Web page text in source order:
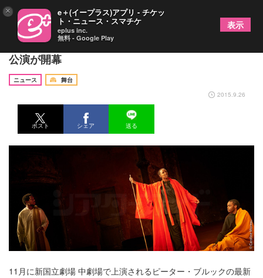
ピーター・ブルック最新作『Battlefield』フランス
公演が開幕
ニュース
舞台
2015.9.26
ポスト シェア 送る
11月に新国立劇場 中劇場で上演されるピーター・ブルックの最新
× e＋(イープラス)アプリ - チケッ
ト・ニュース・スマチケ
eplus inc.
無料 - Google Play
表示